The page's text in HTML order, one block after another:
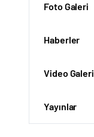
Foto Galeri
Haberler
Video Galeri
Yayınlar